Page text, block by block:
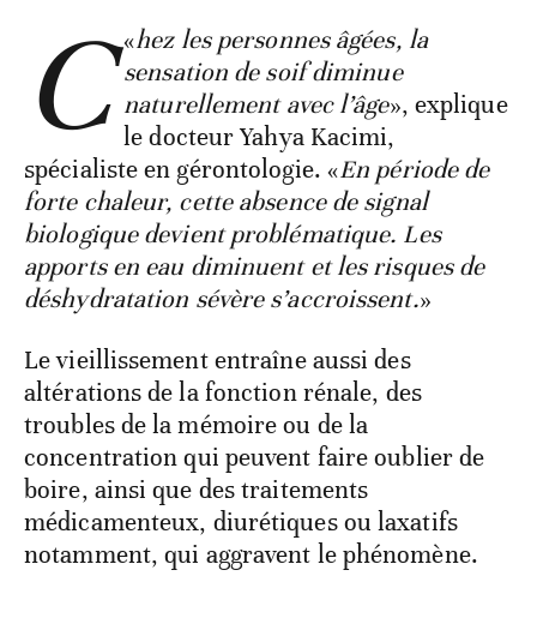
«
C
hez les personnes âgées, la
sensation de soif diminue
naturellement avec l’âge», explique
le docteur Yahya Kacimi,
spécialiste en gérontologie. «En période de
forte chaleur, cette absence de signal
biologique devient problématique. Les
apports en eau diminuent et les risques de
déshydratation sévère s’accroissent.»
Le vieillissement entraîne aussi des
altérations de la fonction rénale, des
troubles de la mémoire ou de la
concentration qui peuvent faire oublier de
boire, ainsi que des traitements
médicamenteux, diurétiques ou laxatifs
notamment, qui aggravent le phénomène.